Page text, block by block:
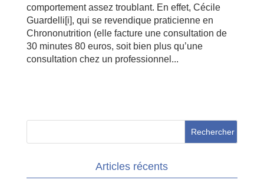
comportement assez troublant. En effet, Cécile
Guardelli[i], qui se revendique praticienne en
Chrononutrition (elle facture une consultation de
30 minutes 80 euros, soit bien plus qu’une
consultation chez un professionnel...
Articles récents